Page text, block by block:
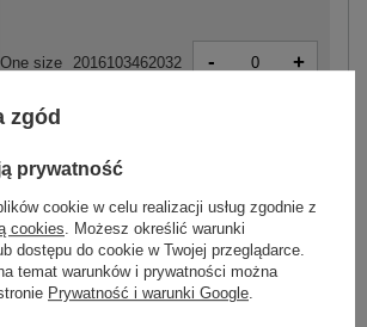
One size 2016103462032 - +
SIĘ I ZOBACZ CENĘ
zgód
prywatność
cookie w celu realizacji usług zgodnie z
cookies . Możesz określić warunki
dostępu do cookie w Twojej przeglądarce.
temat warunków i prywatności można
Prywatność i warunki Google